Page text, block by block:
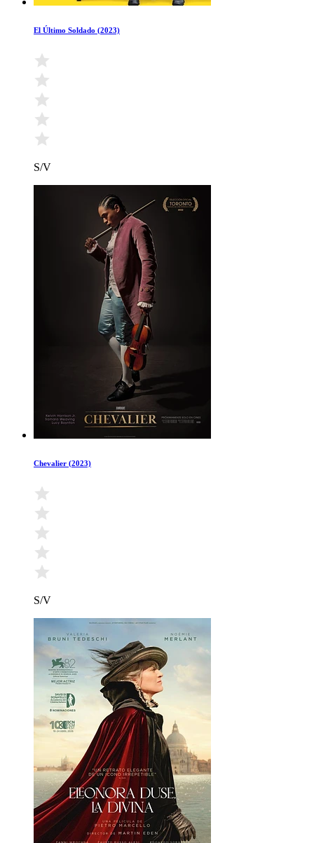
El Último Soldado (2023)
S/V
Chevalier (2023)
S/V